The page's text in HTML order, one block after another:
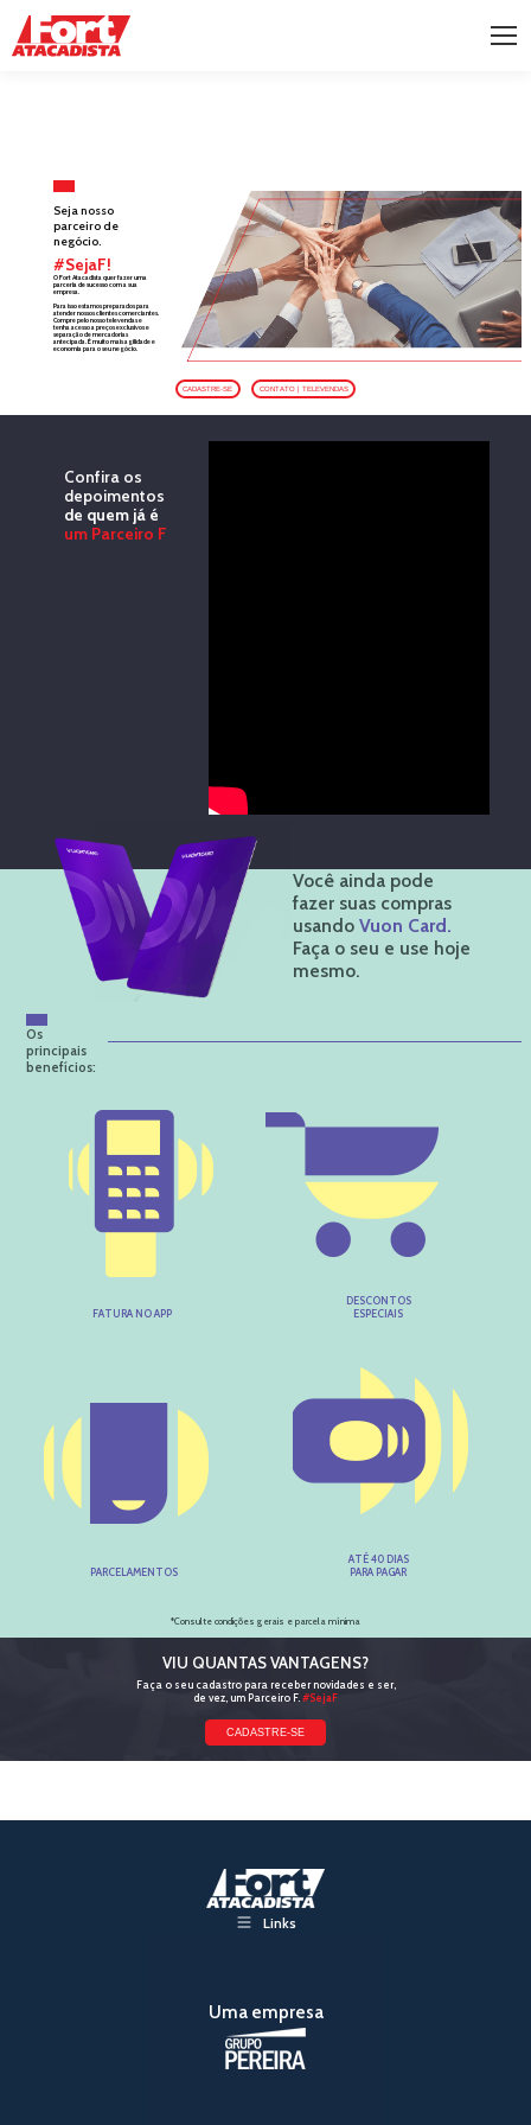
Seja nosso
parceiro de
negócio.
#SejaF!
O Fort Atacadista quer fazer uma
parceria de sucessocom a sua
empresa.
Para isso estamos preparados para
atender nossos clientes comerciantes.
Compre pelo nosso televendas e
tenha acesso a preços exclusivos e
separação de mercadorias
antecipada. É muito mais agilidade e
economia para o seu negócio.
Confira os
depoimentos
de quem já é
um Parceiro F
Você ainda pode
fazer suas compras
usandoVuon Card.
Faça o seu e use hoje
mesmo.
Os
principais
benefícios:
FATURA NO APP
DESCONTOS
ESPECIAIS
PARCELAMENTOS
ATÉ 40 DIAS
PARA PAGAR
*Consulte condições gerais e parcela mínima
VIU QUANTAS VANTAGENS?
Faça o seu cadastro para receber novidades e ser,
de vez, um Parceiro F. #SejaF
Links
Uma empresa